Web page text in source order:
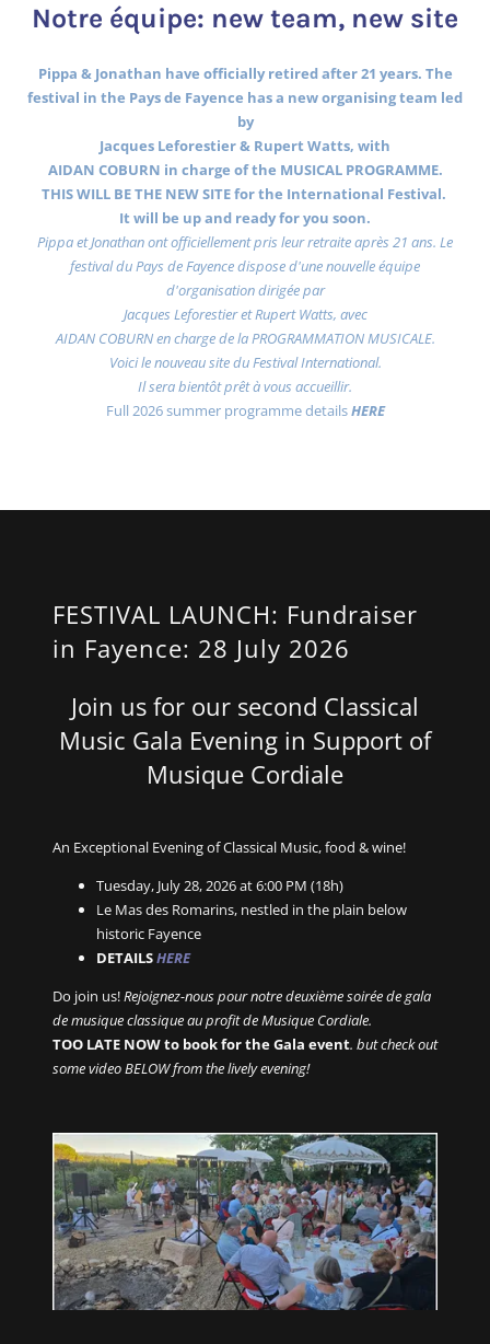
Notre équipe: new team, new site
Pippa & Jonathan have officially retired after 21 years. The
festival in the Pays de Fayence has a new organising team led
by
Jacques Leforestier & Rupert Watts, with
AIDAN COBURN in charge of the MUSICAL PROGRAMME.
THIS WILL BE THE NEW SITE for the International Festival.
It will be up and ready for you soon.
Pippa et Jonathan ont officiellement pris leur retraite après 21 ans. Le
festival du Pays de Fayence dispose d'une nouvelle équipe
d'organisation dirigée par
Jacques Leforestier et Rupert Watts, avec
AIDAN COBURN en charge de la PROGRAMMATION MUSICALE.
Voici le nouveau site du Festival International.
Il sera bientôt prêt à vous accueillir.
Full 2026 summer programme detailsHERE
FESTIVAL LAUNCH: Fundraiser
in Fayence: 28 July 2026
Join us for our second Classical
Music Gala Evening in Support of
Musique Cordiale
An Exceptional Evening of Classical Music, food & wine!
Tuesday, July 28, 2026 at 6:00 PM (18h)
Le Mas des Romarins, nestled in the plain below
historic Fayence
DETAILSHERE
Do join us!Rejoignez-nous pour notre deuxième soirée de gala
de musique classique au profit de Musique Cordiale.
TOO LATE NOW to book for the Gala event. but check out
some video BELOW from the lively evening!